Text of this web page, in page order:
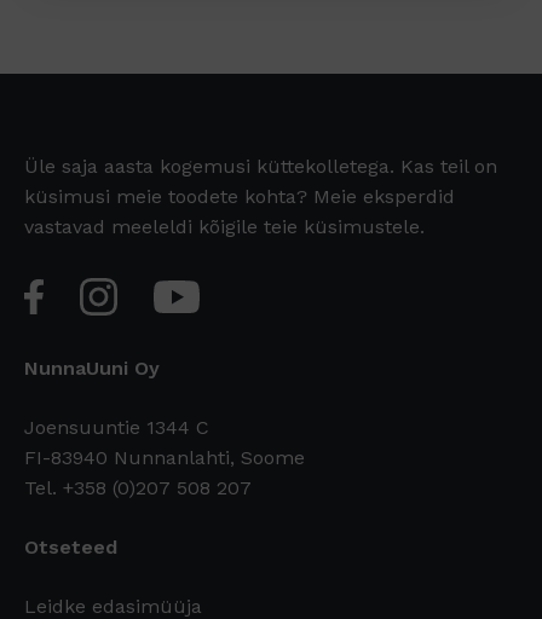
Üle saja aasta kogemusi küttekolletega. Kas teil on
küsimusi meie toodete kohta? Meie eksperdid
vastavad meeleldi kõigile teie küsimustele.
NunnaUuni Oy
Joensuuntie 1344 C
FI-83940 Nunnanlahti, Soome
Tel. +358 (0)207 508 207
Otseteed
Leidke edasimüüja